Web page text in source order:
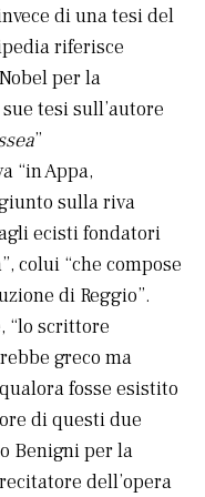
di una tesi del
riferisce
per la
tesi sull’autore
”
“in Appa,
sulla riva
ecisti fondatori
colui “che compose
di Reggio”.
“lo scrittore
greco ma
fosse esistito
di questi due
Benigni per la
dell’opera